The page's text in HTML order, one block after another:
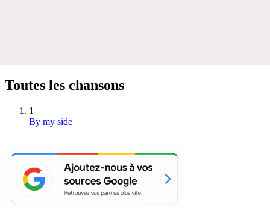
Toutes les chansons
1
By my side